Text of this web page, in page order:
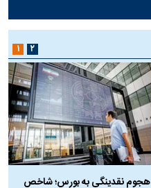
هجوم نقدینگی به بورس؛ شاخص
۱ ۲